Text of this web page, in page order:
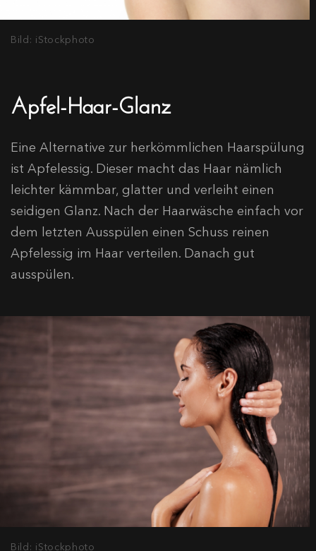
Bild: iStockphoto
Apfel-Haar-Glanz
Eine Alternative zur herkömmlichen Haarspülung
ist Apfelessig. Dieser macht das Haar nämlich
leichter kämmbar, glatter und verleiht einen
seidigen Glanz. Nach der Haarwäsche einfach vor
dem letzten Ausspülen einen Schuss reinen
Apfelessig im Haar verteilen. Danach gut
ausspülen.
Bild: iStockphoto